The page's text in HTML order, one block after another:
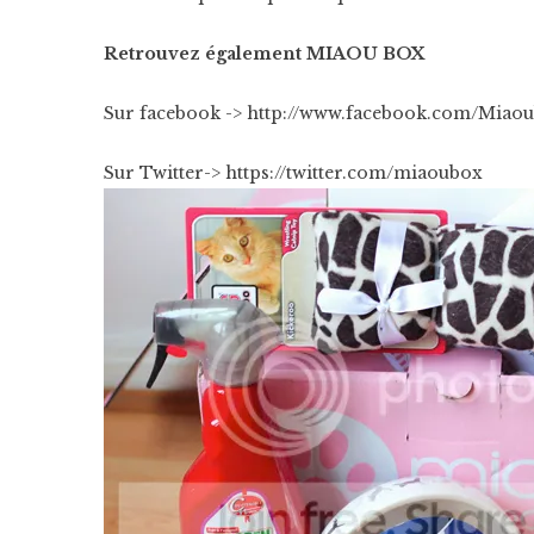
Retrouvez également MIAOU BOX
Sur facebook -> http://www.facebook.com/
Sur Twitter-> https://twitter.com/miaoubox